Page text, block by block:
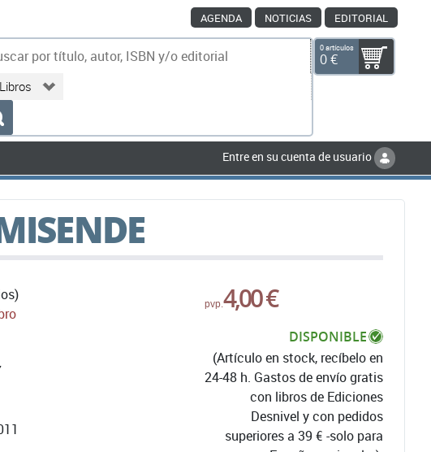
AGENDA NOTICIAS EDITORIAL
0 artículos
0 €
Entre en su cuenta de usuario
pvp.4,00 €
DISPONIBLE
(Artículo en stock, recíbelo en
24-48 h. Gastos de envío gratis
con libros de Ediciones
Desnivel y con pedidos
superiores a 39 € -solo para